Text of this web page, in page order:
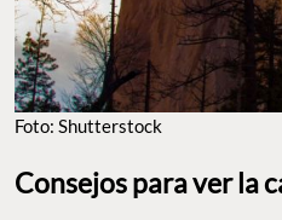
Foto: Shutterstock
Consejos para ver la